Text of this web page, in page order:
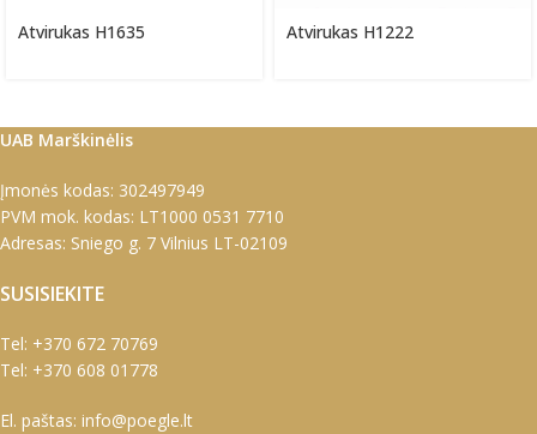
Atvirukas H1635 Atvirukas H1222
UAB Marškinėlis
Įmonės kodas: 302497949
PVM mok. kodas: LT1000 0531 7710
Adresas: Sniego g. 7 Vilnius LT-02109
SUSISIEKITE
Tel: +370 672 70769
Tel: +370 608 01778
El. paštas: info@poegle.lt